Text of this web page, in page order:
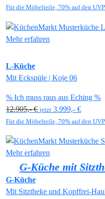
Für die Möbelteile, 70% auf den
Mehr erfahren
L-Küche
Mit Eckspüle | Koje 06
% Ich muss raus aus Eching %
12.905,- € jetzt 3.999,- €
Für die Möbelteile, 70% auf den
Mehr erfahren
G-Küche mit
G-Küche
Mit Sitztheke und Kopffrei-